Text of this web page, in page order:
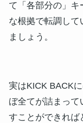
て「各部分の」キ
な根拠で転調して
ましょう。
実はKICK BACK
ぼ全てが詰まって
すことができれば